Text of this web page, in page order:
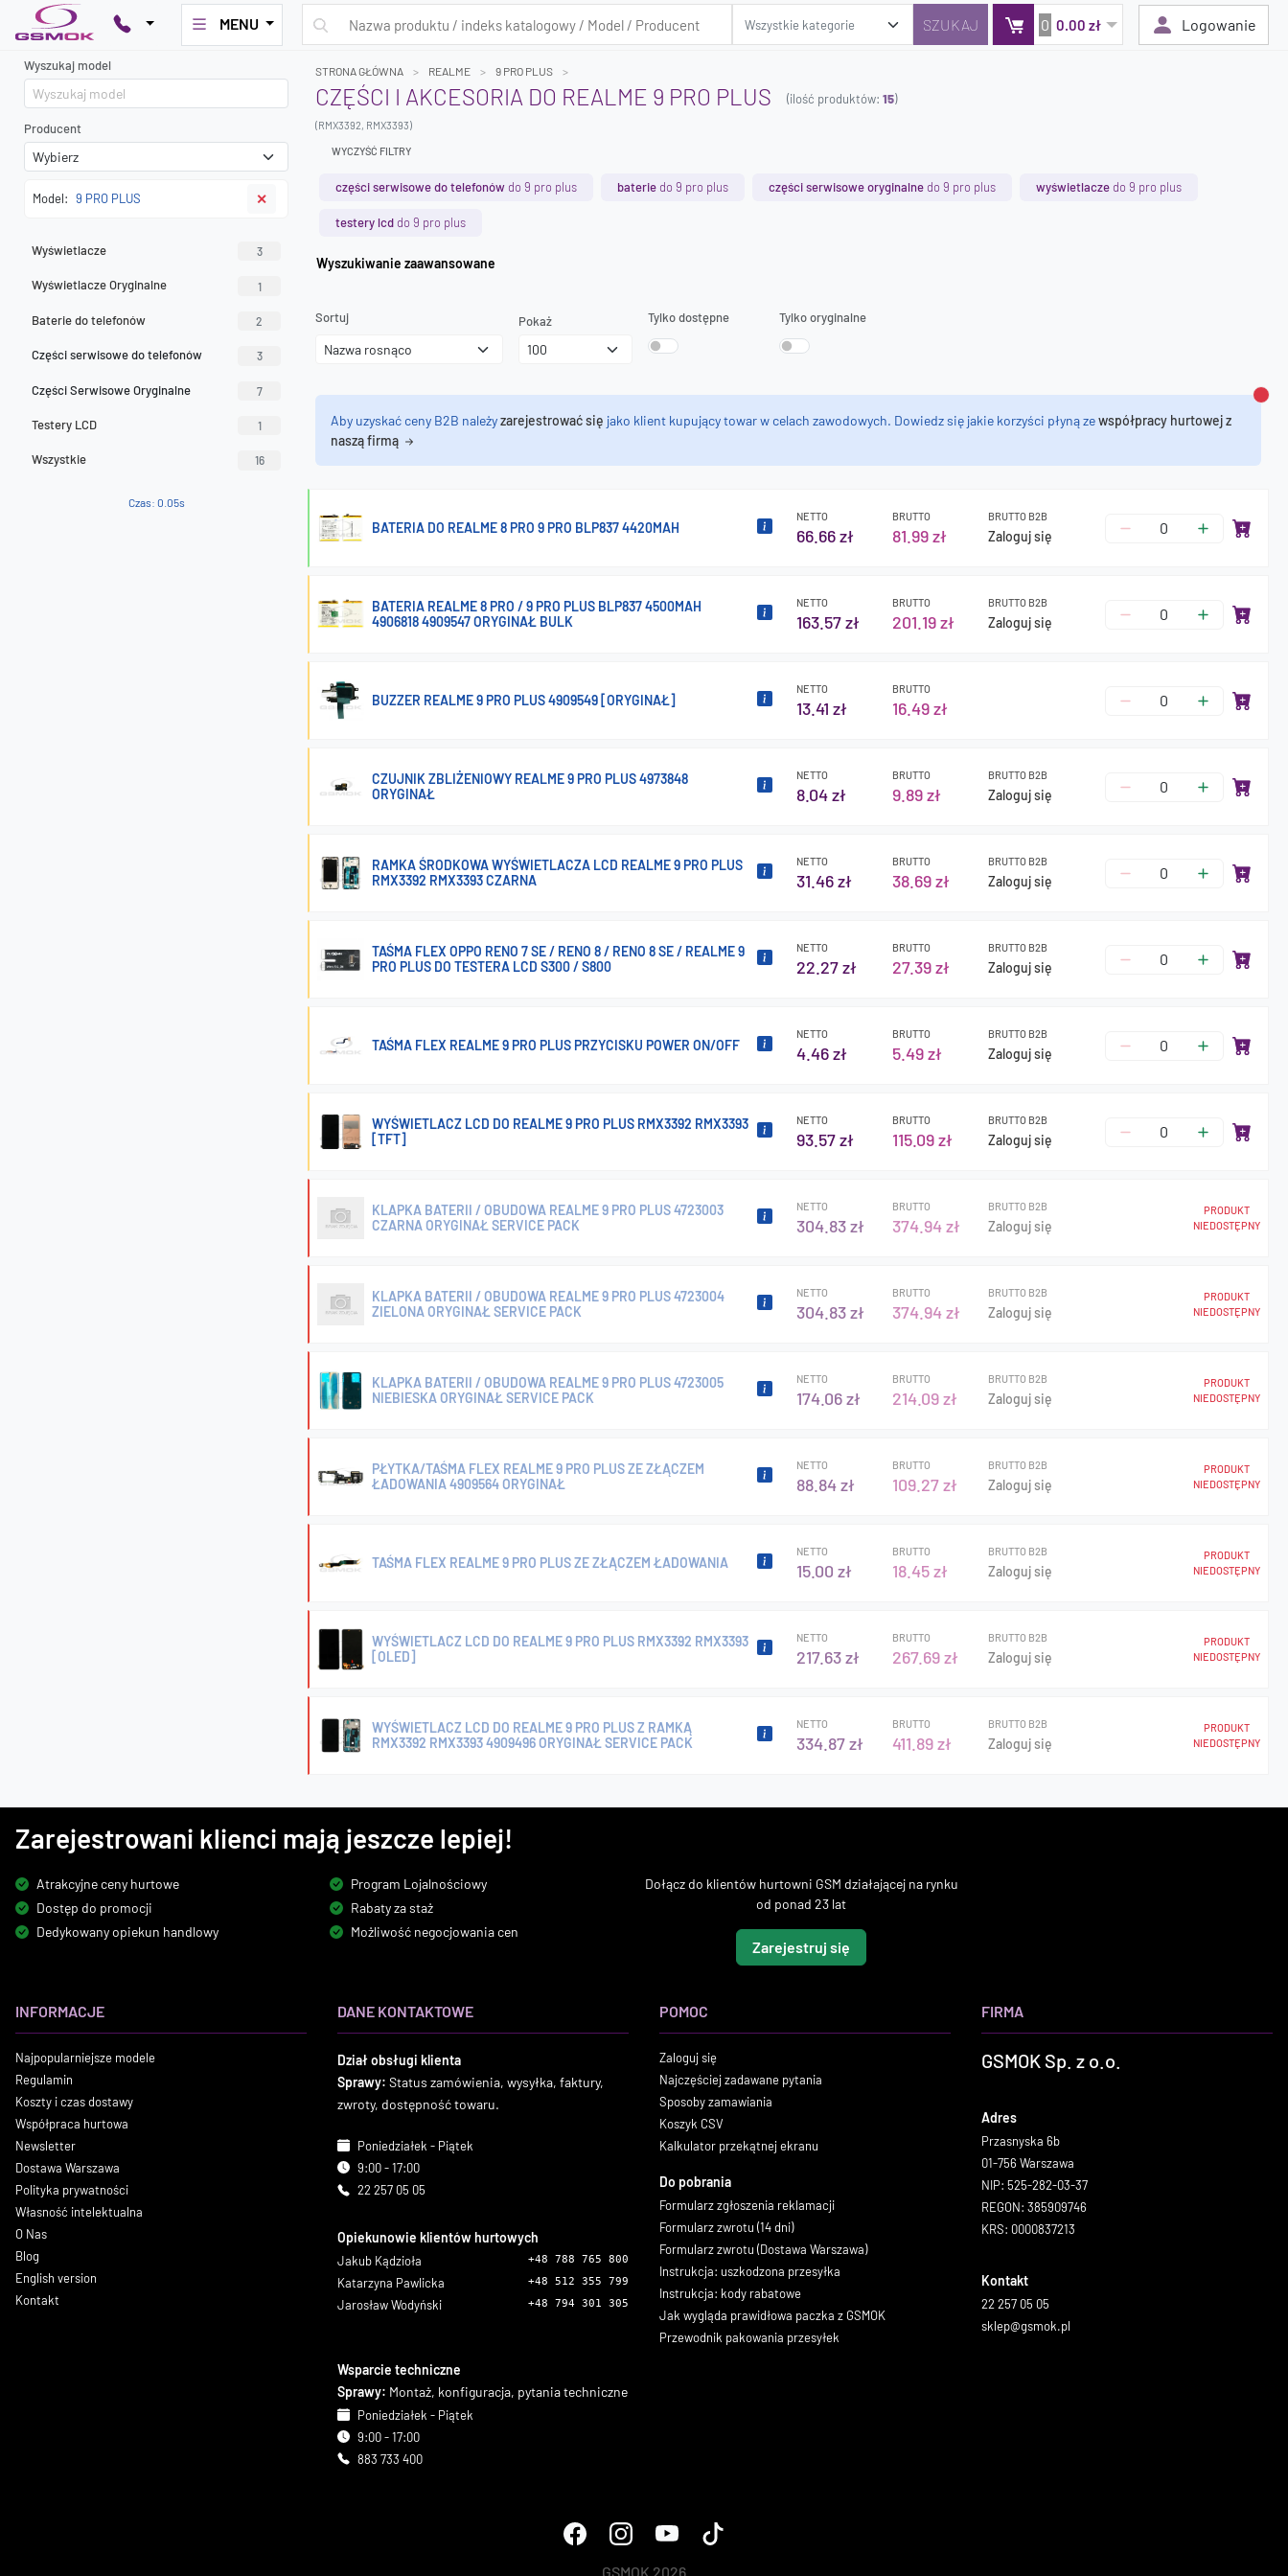
MENU 0 0.00 zł Logowanie
Wyszukaj model
Producent
Model: 9 PRO PLUS ✕
Wyświetlacze 3
Wyświetlacze Oryginalne 1
Baterie do telefonów 2
Części serwisowe do telefonów 3
Części Serwisowe Oryginalne 7
Testery LCD 1
Wszystkie 16
Czas: 0.05s
STRONA GŁÓWNA REALME 9 PRO PLUS
CZĘŚCI I AKCESORIA DO REALME 9 PRO PLUS (ilość produktów: 15)
(RMX3392, RMX3393)
WYCZYŚĆ FILTRY
części serwisowe do telefonów do 9 pro plus baterie do 9 pro plus części serwisowe oryginalne do 9 pro plus wyświetlacze do 9 pro plus
testery lcd do 9 pro plus
Wyszukiwanie zaawansowane
Sortuj Pokaż Tylko dostępne Tylko oryginalne
Aby uzyskać ceny B2B należyzarejestrować się jako klient kupujący towar w celach zawodowych. Dowiedz się jakie korzyści płyną zewspółpracy hurtowej z
naszą firmą
BATERIA DO REALME 8 PRO 9 PRO BLP837 4420MAH
NETTO
66.66 zł
BRUTTO
81.99 zł
BRUTTO B2B
Zaloguj się
BATERIA REALME 8 PRO / 9 PRO PLUS BLP837 4500MAH
4906818 4909547 ORYGINAŁ BULK
NETTO
163.57 zł
BRUTTO
201.19 zł
BRUTTO B2B
Zaloguj się
BUZZER REALME 9 PRO PLUS 4909549 [ORYGINAŁ]
NETTO
13.41 zł
BRUTTO
16.49 zł
CZUJNIK ZBLIŻENIOWY REALME 9 PRO PLUS 4973848
ORYGINAŁ
NETTO
8.04 zł
BRUTTO
9.89 zł
BRUTTO B2B
Zaloguj się
RAMKA ŚRODKOWA WYŚWIETLACZA LCD REALME 9 PRO PLUS
RMX3392 RMX3393 CZARNA
NETTO
31.46 zł
BRUTTO
38.69 zł
BRUTTO B2B
Zaloguj się
TAŚMA FLEX OPPO RENO 7 SE / RENO 8 / RENO 8 SE / REALME 9
PRO PLUS DO TESTERA LCD S300 / S800
NETTO
22.27 zł
BRUTTO
27.39 zł
BRUTTO B2B
Zaloguj się
TAŚMA FLEX REALME 9 PRO PLUS PRZYCISKU POWER ON/OFF
NETTO
4.46 zł
BRUTTO
5.49 zł
BRUTTO B2B
Zaloguj się
WYŚWIETLACZ LCD DO REALME 9 PRO PLUS RMX3392 RMX3393
[TFT]
NETTO
93.57 zł
BRUTTO
115.09 zł
BRUTTO B2B
Zaloguj się
KLAPKA BATERII / OBUDOWA REALME 9 PRO PLUS 4723003
CZARNA ORYGINAŁ SERVICE PACK
NETTO
304.83 zł
BRUTTO
374.94 zł
BRUTTO B2B
Zaloguj się
PRODUKT
NIEDOSTĘPNY
KLAPKA BATERII / OBUDOWA REALME 9 PRO PLUS 4723004
ZIELONA ORYGINAŁ SERVICE PACK
NETTO
304.83 zł
BRUTTO
374.94 zł
BRUTTO B2B
Zaloguj się
PRODUKT
NIEDOSTĘPNY
KLAPKA BATERII / OBUDOWA REALME 9 PRO PLUS 4723005
NIEBIESKA ORYGINAŁ SERVICE PACK
NETTO
174.06 zł
BRUTTO
214.09 zł
BRUTTO B2B
Zaloguj się
PRODUKT
NIEDOSTĘPNY
PŁYTKA/TAŚMA FLEX REALME 9 PRO PLUS ZE ZŁĄCZEM
ŁADOWANIA 4909564 ORYGINAŁ
NETTO
88.84 zł
BRUTTO
109.27 zł
BRUTTO B2B
Zaloguj się
PRODUKT
NIEDOSTĘPNY
TAŚMA FLEX REALME 9 PRO PLUS ZE ZŁĄCZEM ŁADOWANIA
NETTO
15.00 zł
BRUTTO
18.45 zł
BRUTTO B2B
Zaloguj się
PRODUKT
NIEDOSTĘPNY
WYŚWIETLACZ LCD DO REALME 9 PRO PLUS RMX3392 RMX3393
[OLED]
NETTO
217.63 zł
BRUTTO
267.69 zł
BRUTTO B2B
Zaloguj się
PRODUKT
NIEDOSTĘPNY
WYŚWIETLACZ LCD DO REALME 9 PRO PLUS Z RAMKĄ
RMX3392 RMX3393 4909496 ORYGINAŁ SERVICE PACK
NETTO
334.87 zł
BRUTTO
411.89 zł
BRUTTO B2B
Zaloguj się
PRODUKT
NIEDOSTĘPNY
Zarejestrowani klienci mają jeszcze lepiej!
Atrakcyjne ceny hurtowe
Dostęp do promocji
Dedykowany opiekun handlowy
Program Lojalnościowy
Rabaty za staż
Możliwość negocjowania cen
Dołącz do klientów hurtowni GSM działającej na rynku
od ponad 23 lat
Zarejestruj się
INFORMACJE
Najpopularniejsze modele
Regulamin
Koszty i czas dostawy
Współpraca hurtowa
Newsletter
Dostawa Warszawa
Polityka prywatności
Własność intelektualna
O Nas
Blog
English version
Kontakt
DANE KONTAKTOWE
Dział obsługi klienta
Sprawy: Status zamówienia, wysyłka, faktury,
zwroty, dostępność towaru.
Poniedziałek - Piątek
9:00 - 17:00
22 257 05 05
Opiekunowie klientów hurtowych
Jakub Kądzioła +48 788 765 800
Katarzyna Pawlicka +48 512 355 799
Jarosław Wodyński +48 794 301 305
Wsparcie techniczne
Sprawy: Montaż, konfiguracja, pytania techniczne
Poniedziałek - Piątek
9:00 - 17:00
883 733 400
POMOC
Zaloguj się
Najczęściej zadawane pytania
Sposoby zamawiania
Koszyk CSV
Kalkulator przekątnej ekranu
Do pobrania
Formularz zgłoszenia reklamacji
Formularz zwrotu (14 dni)
Formularz zwrotu (Dostawa Warszawa)
Instrukcja: uszkodzona przesyłka
Instrukcja: kody rabatowe
Jak wygląda prawidłowa paczka z GSMOK
Przewodnik pakowania przesyłek
FIRMA
GSMOK Sp. z o.o.
Adres
Przasnyska 6b
01-756 Warszawa
NIP: 525-282-03-37
REGON: 385909746
KRS: 0000837213
Kontakt
22 257 05 05
sklep@gsmok.pl
GSMOK 2026